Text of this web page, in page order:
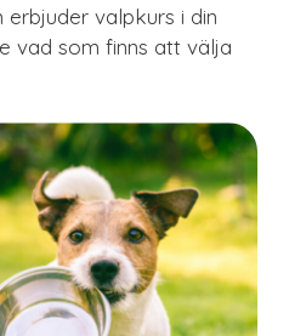
valpkurs i din
vad som finns att välja